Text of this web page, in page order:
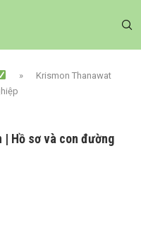
»
Krismon Thanawat
Hồ sơ và con đường